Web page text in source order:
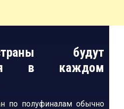
будут
в каждом
по полуфиналам обычно